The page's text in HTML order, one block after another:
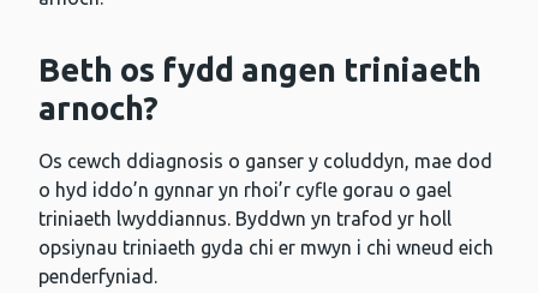
Beth os fydd angen triniaeth
arnoch?
Os cewch ddiagnosis o ganser y coluddyn, mae dod
o hyd iddo’n gynnar yn rhoi’r cyfle gorau o gael
triniaeth lwyddiannus. Byddwn yn trafod yr holl
opsiynau triniaeth gyda chi er mwyn i chi wneud eich
penderfyniad.